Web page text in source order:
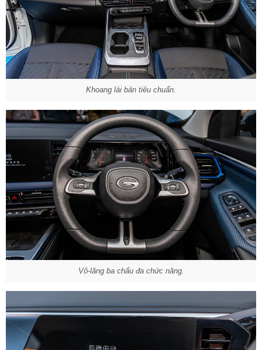
Khoang lái bản tiêu chuẩn.
Vô-lăng ba chấu đa chức năng.